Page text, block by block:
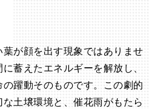
葉が顔を出す現象ではありませ
蓄えたエネルギーを解放し、
躍動そのものです。この劇的
土壌環境と、催花雨がもたら